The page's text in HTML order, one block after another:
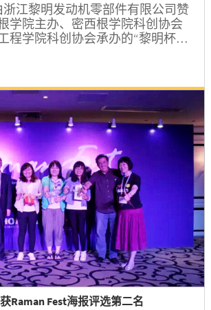
浙江黎明发动机零部件有限公司赞
学院主办、密西根学院科创协会
程学院科创协会承办的“黎明杯”
大学机械创意大赛决赛在密西根
。
Raman Fest海报评选第二名